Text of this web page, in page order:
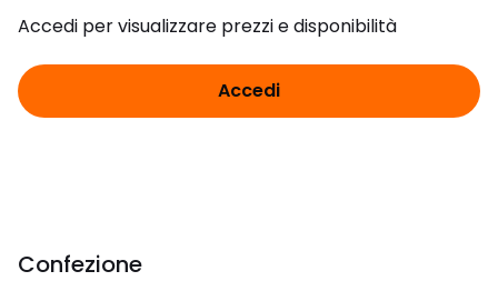
Accedi per visualizzare prezzi e disponibilità
Accedi
Confezione